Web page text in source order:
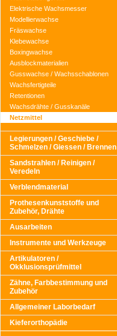
Elektrische Wachsmesser
Modellierwachse
Fräswachse
Klebewachse
Boxingwachse
Ausblockmaterialien
Gusswachse / Wachsschablonen
Wachsfertigteile
Retentionen
Wachsdrähte / Gusskanäle
Netzmittel
Legierungen / Geschiebe /
Schmelzen / Giessen / Brennen
Sandstrahlen / Reinigen /
Veredeln
Verblendmaterial
Prothesenkunststoffe und
Zubehör, Drähte
Ausarbeiten
Instrumente und Werkzeuge
Artikulatoren /
Okklusionsprüfmittel
Zähne, Farbbestimmung und
Zubehör
Allgemeiner Laborbedarf
Kieferorthopädie